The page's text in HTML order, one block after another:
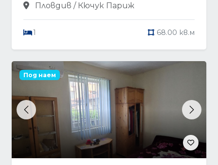
Пловдив / Кючук Париж
1 68.00 кв.м
Previous Next
Под наем